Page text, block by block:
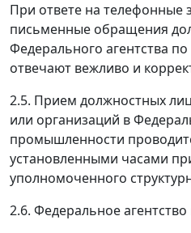
При ответе на телефонные
письменные обращения
Федерального агентства
отвечают вежливо и
2.5. Прием должностных
или организаций в
промышленности
установленными часами
уполномоченного
2.6. Федеральное